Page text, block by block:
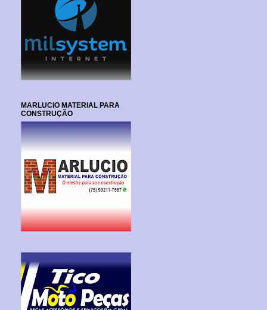
MARLUCIO MATERIAL PARA
CONSTRUÇÃO